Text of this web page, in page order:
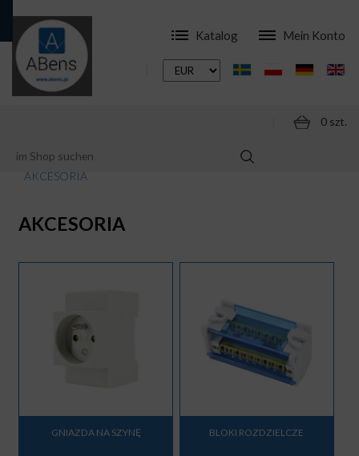
Katalog Mein Konto
0 szt.
ONLINESHOP
MODULARE SCHALTGERÄTE
AKCESORIA
AKCESORIA
GNIAZDA NA SZYNĘ BLOKI ROZDZIELCZE